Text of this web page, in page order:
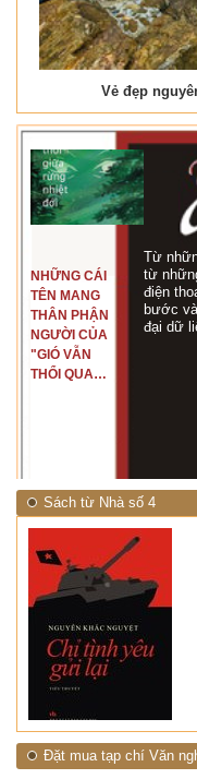
Vẻ đẹp
NHỮNG CÁI
TÊN MANG
THÂN PHẬN
NGƯỜI CỦA
"GIÓ VẪN
THỔI QUA
Từ
từ
điện
bước
đại dữ
Sách từ Nhà số 4
Đặt mua tạp chí Văn